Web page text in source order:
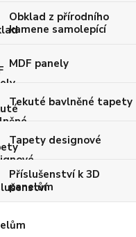
Obklad z přírodního
kamene samolepící
MDF panely
Tekuté bavlněné tapety
Tapety designové
Příslušenství k 3D
panelům